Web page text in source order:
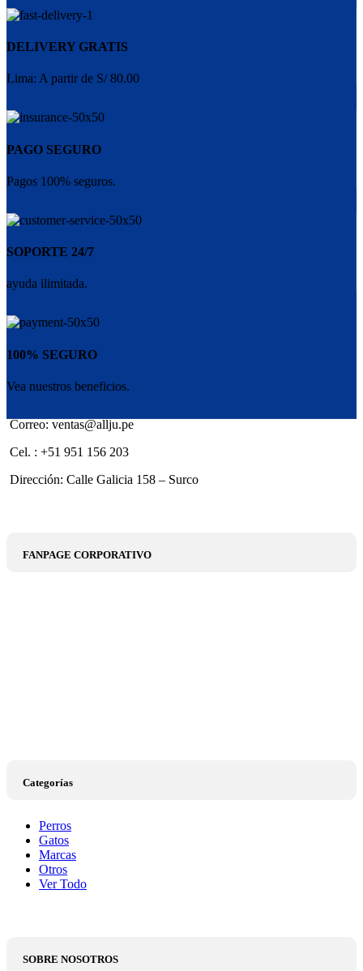
DELIVERY GRATIS
Lima: A partir de S/ 80.00
PAGO SEGURO
Pagos 100% seguros.
SOPORTE 24/7
ayuda ilimitada.
100% SEGURO
Vea nuestros beneficios.
Correo: ventas@allju.pe
Cel. : +51 951 156 203
Dirección: Calle Galicia 158 – Surco
FANPAGE CORPORATIVO
Categorías
Perros
Gatos
Marcas
Otros
Ver Todo
SOBRE NOSOTROS